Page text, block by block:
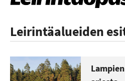
Leirintäalueiden